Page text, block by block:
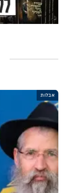
אבלות